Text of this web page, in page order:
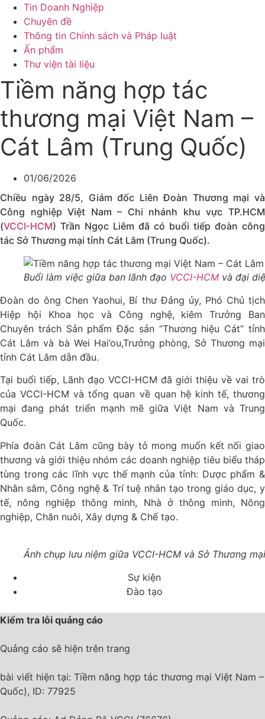
Tin Doanh Nghiệp
Chuyên đề
Thông tin Chính sách và Pháp luật
Ấn phẩm
Thư viện tài liệu
Tiềm năng hợp tác
thương mại Việt Nam –
Cát Lâm (Trung Quốc)
01/06/2026
Chiều ngày 28/5, Giám đốc Liên Đoàn Thương mại và
Công nghiệp Việt Nam – Chi nhánh khu vực TP.HCM
(VCCI-HCM) Trần Ngọc Liêm đã có buổi tiếp đoàn công
tác Sở Thương mại tỉnh Cát Lâm (Trung Quốc).
Buổi làm việc giữa ban lãnh đạo VCCI-HCM và đại
Đoàn do ông Chen Yaohui, Bí thư Đảng ủy, Phó Chủ tịch
Hiệp hội Khoa học và Công nghệ, kiêm Trưởng Ban
Chuyên trách Sản phẩm Đặc sản “Thương hiệu Cát” tỉnh
Cát Lâm và bà Wei Hai’ou,Trưởng phòng, Sở Thương mại
tỉnh Cát Lâm dẫn đầu.
Tại buổi tiếp, Lãnh đạo VCCI-HCM đã giới thiệu về vai trò
của VCCI-HCM và tổng quan về quan hệ kinh tế, thương
mại đang phát triển mạnh mẽ giữa Việt Nam và Trung
Quốc.
Phía đoàn Cát Lâm cũng bày tỏ mong muốn kết nối giao
thương và giới thiệu nhóm các doanh nghiệp tiêu biểu tháp
tùng trong các lĩnh vực thế mạnh của tỉnh: Dược phẩm &
Nhân sâm, Công nghệ & Trí tuệ nhân tạo trong giáo dục, y
tế, nông nghiệp thông minh, Nhà ở thông minh, Nông
nghiệp, Chăn nuôi, Xây dựng & Chế tạo.
Ảnh chụp lưu niệm giữa VCCI-HCM và Sở Thương
Sự kiện
Đào tạo
Kiểm tra lỗi quảng cáo
Quảng cáo sẽ hiện trên trang
bài viết hiện tại: Tiềm năng hợp tác thương mại Việt Nam
Quốc), ID: 77925